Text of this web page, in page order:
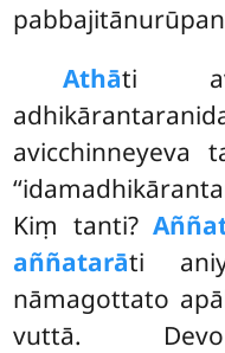
Athāti
avicchinneyeva
Kiṃ tanti?
aññatarāti
nāmagottato
vuttā.